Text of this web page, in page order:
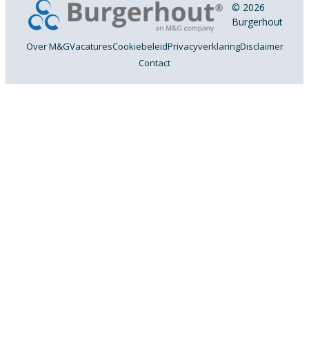
© 2026
Burgerhout
Over M&GVacaturesCookiebeleidPrivacyverklaringDisclaimer
Contact